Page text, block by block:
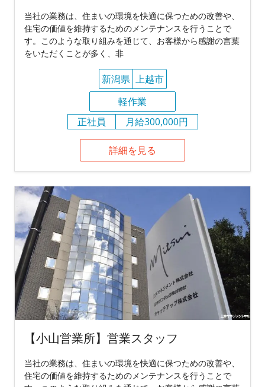
当社の業務は、住まいの環境を快適に保つための改善や、
住宅の価値を維持するためのメンテナンスを行うことで
す。このような取り組みを通じて、お客様から感謝の言葉
をいただくことが多く、非
新潟県 上越市
軽作業
正社員
月給300,000円
詳細を見る
【小山営業所】営業スタッフ
当社の業務は、住まいの環境を快適に保つための改善や、
住宅の価値を維持するためのメンテナンスを行うことで